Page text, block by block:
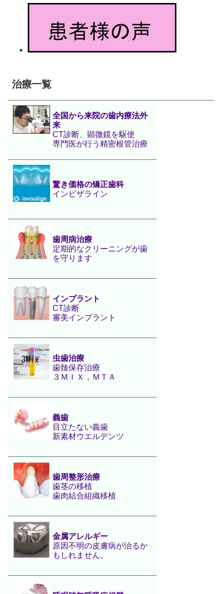
治療一覧
全国から来院の歯内療法外
来
CT診断、顕微鏡を駆使
専門医が行う精密根管治療
驚き価格の矯正歯科
インビザライン
歯周病治療
定期的なクリーニングが歯
を守ります
インプラント
CT診断
審美インプラント
虫歯治療
歯髄保存治療
３ＭＩＸ，ＭＴＡ
義歯
目立たない義歯
新素材ウエルデンツ
歯周整形治療
歯茎の移植
歯肉結合組織移植
金属アレルギー
原因不明の皮膚病が治るか
もしれません。